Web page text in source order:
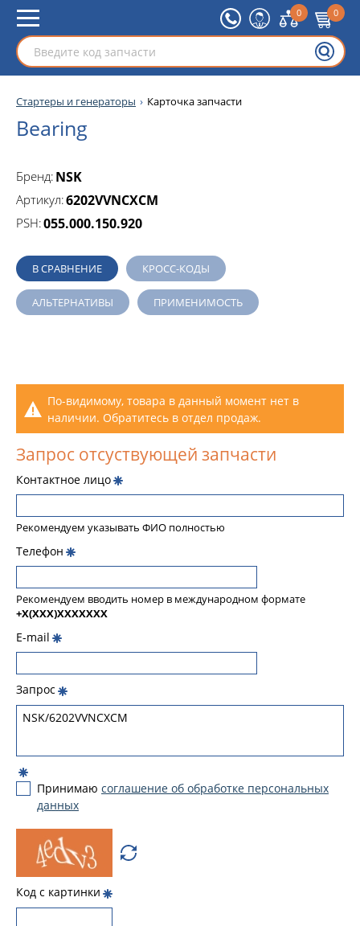
0 0
Стартеры и генераторы Карточка запчасти
Bearing
Бренд: NSK
Артикул:6202VVNCXCM
PSH:055.000.150.920
В СРАВНЕНИЕ КРОСС-КОДЫ
АЛЬТЕРНАТИВЫ ПРИМЕНИМОСТЬ
По-видимому, товара в данный момент нет в
наличии. Обратитесь в отдел продаж.
Запрос отсуствующей запчасти
Контактное лицо
Рекомендуем указывать ФИО полностью
Телефон
Рекомендуем вводить номер в международном формате
+X(XXX)XXXXXXX
E-mail
Запрос
Принимаю соглашение об обработке персональных
данных
Код с картинки